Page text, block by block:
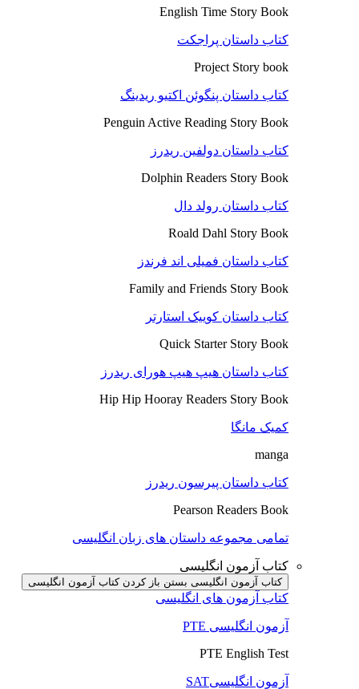
English Time Story Book
کتاب داستان پراجکت
Project Story book
کتاب داستان پنگوئن اکتیو ریدینگ
Penguin Active Reading Story Book
کتاب داستان دولفین ریدرز
Dolphin Readers Story Book
کتاب داستان رولد دال
Roald Dahl Story Book
کتاب داستان فمیلی اند فرندز
Family and Friends Story Book
کتاب داستان کوییک استارتر
Quick Starter Story Book
کتاب داستان هیپ هیپ هورای ریدرز
Hip Hip Hooray Readers Story Book
کمیک مانگا
manga
کتاب داستان پیرسون ریدرز
Pearson Readers Book
تمامی مجموعه داستان های زبان انگلیسی
کتاب آزمون انگلیسی
کتاب آزمون انگلیسی بستن باز کردن کتاب آزمون انگلیسی
کتاب آزمون های انگلیسی
آزمون انگلیسی PTE
PTE English Test
آزمون انگلیسیSAT